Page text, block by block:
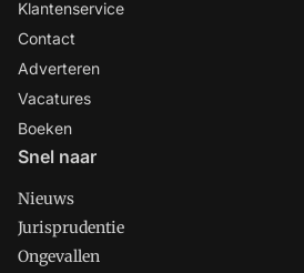
Klantenservice
Contact
Adverteren
Vacatures
Boeken
Snel naar
Nieuws
Jurisprudentie
Ongevallen